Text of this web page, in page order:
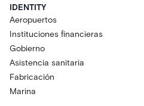
IDENTITY
Aeropuertos
Instituciones financieras
Gobierno
Asistencia sanitaria
Fabricación
Marina